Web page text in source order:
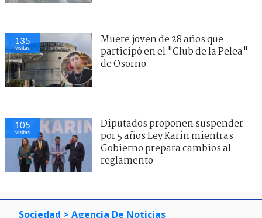
135
visitas
Muere joven de 28 años que
participó en el "Club de la Pelea"
de Osorno
105
visitas
Diputados proponen suspender
por 5 años Ley Karin mientras
Gobierno prepara cambios al
reglamento
Sociedad > Agencia De Noticias